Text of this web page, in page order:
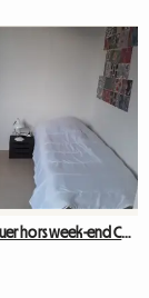
Chambre à Louer hors week-end Chez L'habitant Angers